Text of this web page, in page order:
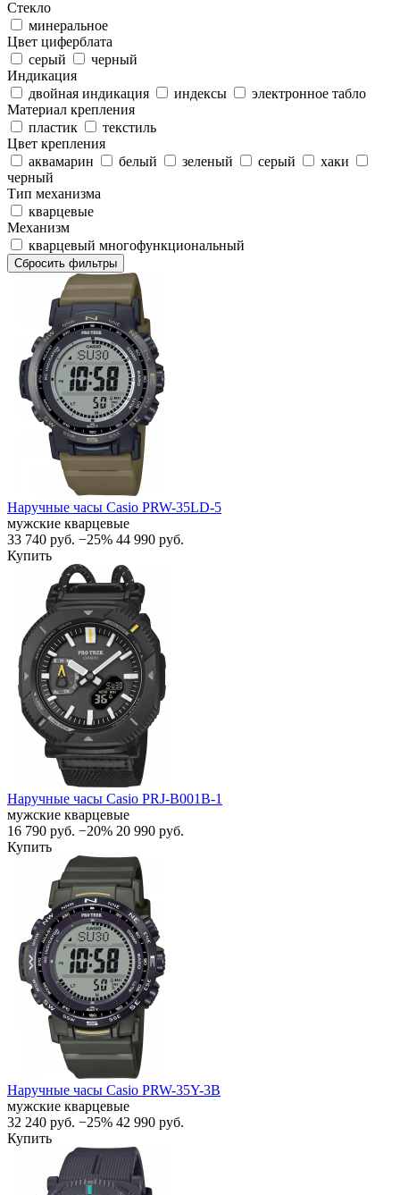
Стекло
минеральное
Цвет циферблата
серый
черный
Индикация
двойная индикация
индексы
электронное табло
Материал крепления
пластик
текстиль
Цвет крепления
аквамарин
белый зеленый серый
хаки
черный
Тип механизма
кварцевые
Механизм
кварцевый многофункциональный
Сбросить фильтры
Наручные часы Casio PRW-35LD-5
мужские кварцевые
33 740 руб. −25% 44 990 руб.
Купить
Наручные часы Casio PRJ-B001B-1
мужские кварцевые
16 790 руб. −20% 20 990 руб.
Купить
Наручные часы Casio PRW-35Y-3B
мужские кварцевые
32 240 руб. −25% 42 990 руб.
Купить